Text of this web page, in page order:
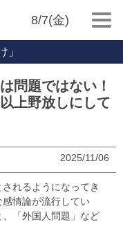
8/7(金)
」
問題ではない！
上野放しにして
2025/11/06
れるようになってき
情論が流行してい
「外国人問題」など